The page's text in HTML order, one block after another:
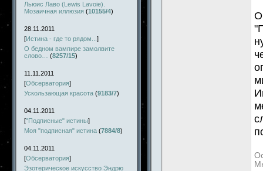
Льюис Лаво (Lewis Lavoie).
Мозаичная иллюзия (10155/4)
28.11.2011
[Истина - где то рядом... ]
О бедном вампире замолвите
слово…
(8257/15)
11.11.2011
[Обсерватория]
Ускользающая красота (9183/7)
04.11.2011
["Подписные" истины]
Моя "подписная" истина (7884/8)
04.11.2011
[Обсерватория]
Эзотерическое искусство Эндрю